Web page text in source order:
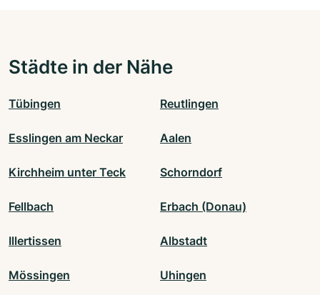
Städte in der Nähe
Tübingen Reutlingen
Esslingen am Neckar Aalen
Kirchheim unter Teck Schorndorf
Fellbach Erbach (Donau)
Illertissen Albstadt
Mössingen Uhingen